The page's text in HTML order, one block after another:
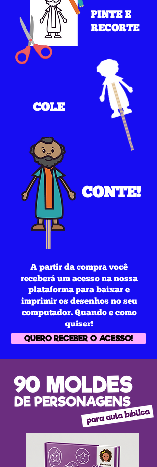
COLE
PINTE E
RECORTE
CONTE!
A partir da compra você
receberá um acesso na nossa
plataforma para baixar e
imprimir os desenhos no seu
computador. Quando e como
quiser!
QUERO RECEBER O ACESSO!